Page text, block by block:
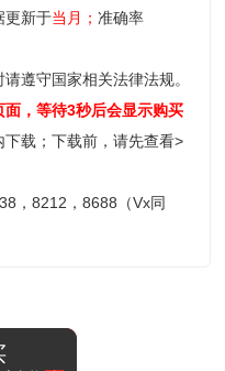
更新于当月；准确率
遵守国家相关法律法规。
面，等待3秒后会显示购买
下载；下载前，请先查看>
，8212，8688（Vx同